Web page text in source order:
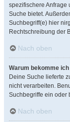
spezifischere Anfrage
Suche bietet.
Suchbegriff(e) hier
Rechtschreibung der
Nach oben
Warum bekomme
Deine Suche lieferte
nicht verarbeiten.
Suchbegriffe ein oder
Nach oben